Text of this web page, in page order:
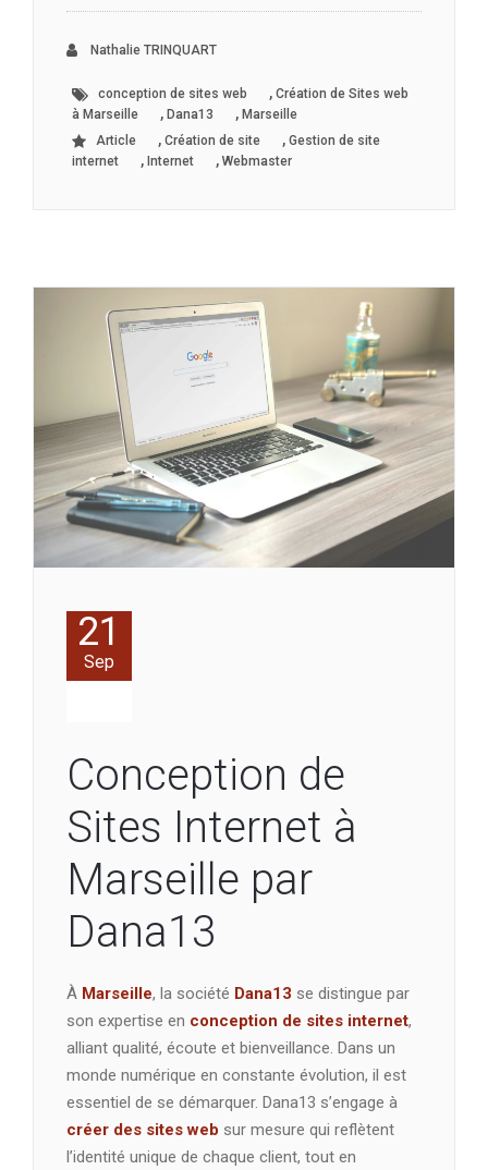
Nathalie TRINQUART
conception de sites web , Création de Sites web
à Marseille
, Dana13 , Marseille
Article
, Création de site , Gestion de site
internet
, Internet , Webmaster
21
Sep
Conception de
Sites Internet à
Marseille par
Dana13
À Marseille, la société Dana13 se distingue par
son expertise en conception de sites internet,
alliant qualité, écoute et bienveillance. Dans un
monde numérique en constante évolution, il est
essentiel de se démarquer. Dana13 s’engage à
créer des sites web sur mesure qui reflètent
l’identité unique de chaque client, tout en